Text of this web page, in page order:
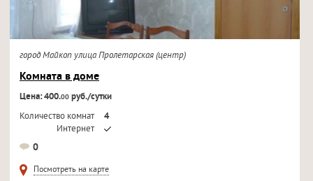
город Майкоп улица Пролетарская (центр)
Комната в доме
Цена: 400.00руб./сутки
Количество комнат
4
Интернет
0
Посмотреть на карте